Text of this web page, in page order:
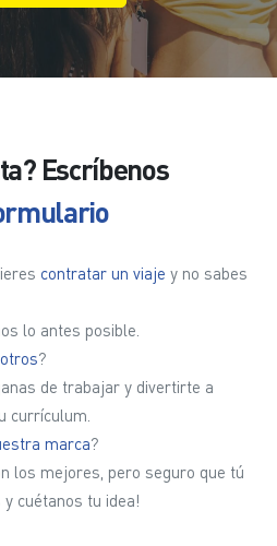
Escríbenos
contratar un viaje y no sabes
lo antes posible.
?
de trabajar y divertirte a
currículum.
marca?
los mejores, pero seguro que tú
cuétanos tu idea!